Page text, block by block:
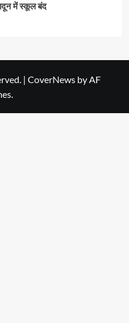
में स्कूल बंद
| CoverNews by AF